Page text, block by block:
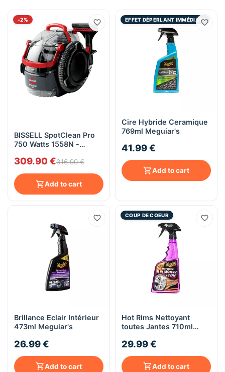
-2%
BISSELL SpotClean Pro
750 Watts 1558N -
(Brosses de 8 cm et 15
extracteur
309.90 €316.90 €
Add to cart
EFFET DÉPERLANT IMMÉDIAT !
Cire Hybride Ceramique
769ml Meguiar's
41.99 €
Add to cart
Brillance Eclair Intérieur
473ml Meguiar's
26.99 €
Add to cart
COUP DE COEUR
Hot Rims Nettoyant
toutes Jantes 710ml
29.99 €
Add to cart